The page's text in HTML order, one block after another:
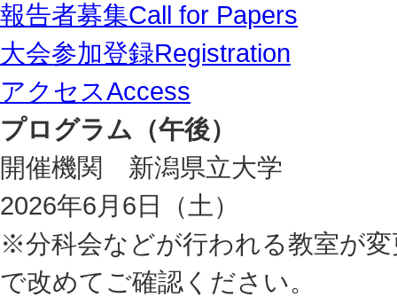
報告者募集Call for Papers
大会参加登録Registration
アクセスAccess
プログラム（午後）
開催機関 新潟県立大学
2026年6月6日（土）
※分科会などが行われる教室が
で改めてご確認ください。